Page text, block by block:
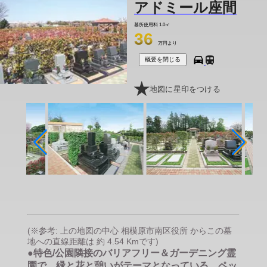
アドミール座間
墓所使用料 1.0㎡
36 万円より
概要を閉じる
地図に星印をつける
(※参考: 上の地図の中心 相模原市南区役所 からこの墓
地への直線距離は 約 4.54 Kmです)
●特色/公園隣接のバリアフリー＆ガーデニング霊